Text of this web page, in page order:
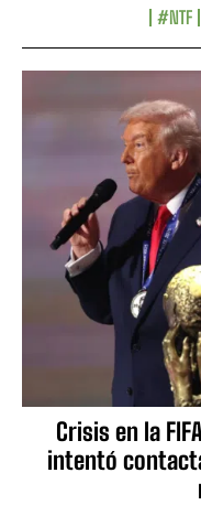
#NTF
Crisis en la
intentó